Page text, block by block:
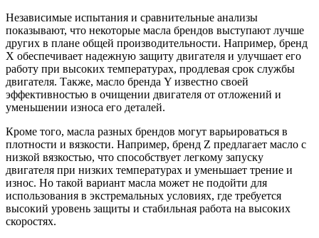
Независимые испытания и сравнительные анализы
показывают, что некоторые масла брендов выступают лучше
других в плане общей производительности. Например, бренд
X обеспечивает надежную защиту двигателя и улучшает его
работу при высоких температурах, продлевая срок службы
двигателя. Также, масло бренда Y известно своей
эффективностью в очищении двигателя от отложений и
уменьшении износа его деталей.
Кроме того, масла разных брендов могут варьироваться в
плотности и вязкости. Например, бренд Z предлагает масло с
низкой вязкостью, что способствует легкому запуску
двигателя при низких температурах и уменьшает трение и
износ. Но такой вариант масла может не подойти для
использования в экстремальных условиях, где требуется
высокий уровень защиты и стабильная работа на высоких
скоростях.